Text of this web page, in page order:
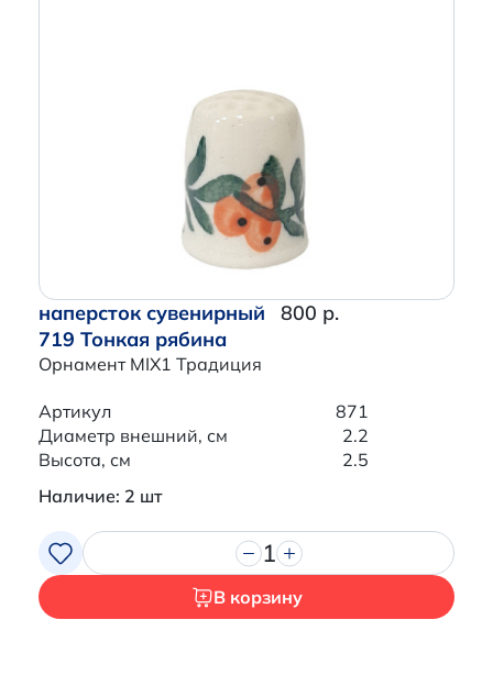
наперсток сувенирный
719 Тонкая рябина
Орнамент MIX1 Традиция
800 р.
Артикул
871
Диаметр внешний, см
2.2
Высота, см
2.5
Наличие: 2 шт
1
В корзину